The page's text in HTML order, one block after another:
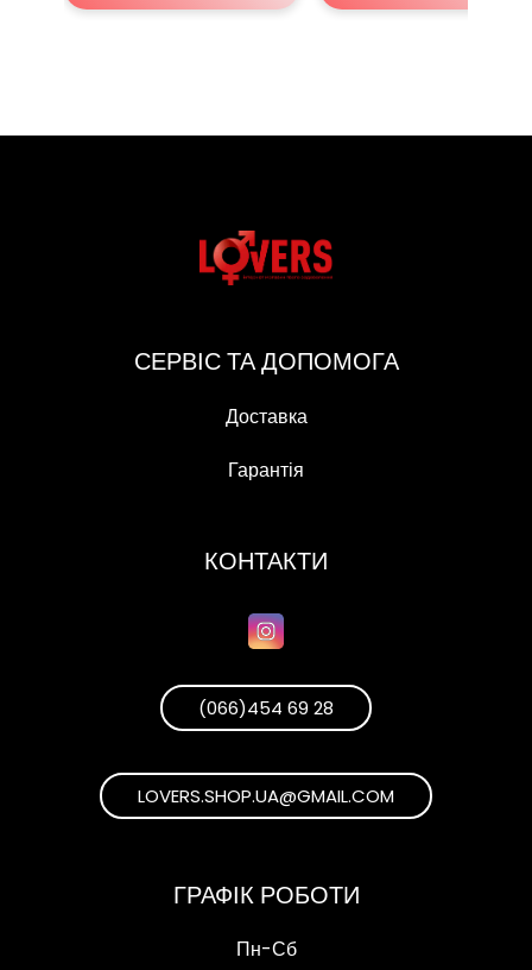
СЕРВІС ТА ДОПОМОГА
Доставка
Гарантія
КОНТАКТИ
(066)454 69 28
LOVERS.SHOP.UA@GMAIL.COM
ГРАФІК РОБОТИ
Пн-Сб